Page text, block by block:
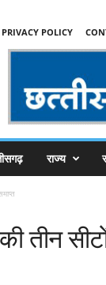
PRIVACY POLICY
राज्य
तीन